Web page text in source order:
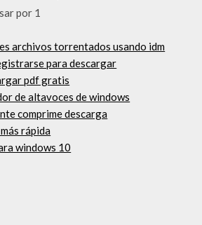
por 1
archivos torrentados usando idm
para descargar
pdf gratis
de altavoces de windows
comprime descarga
rápida
windows 10